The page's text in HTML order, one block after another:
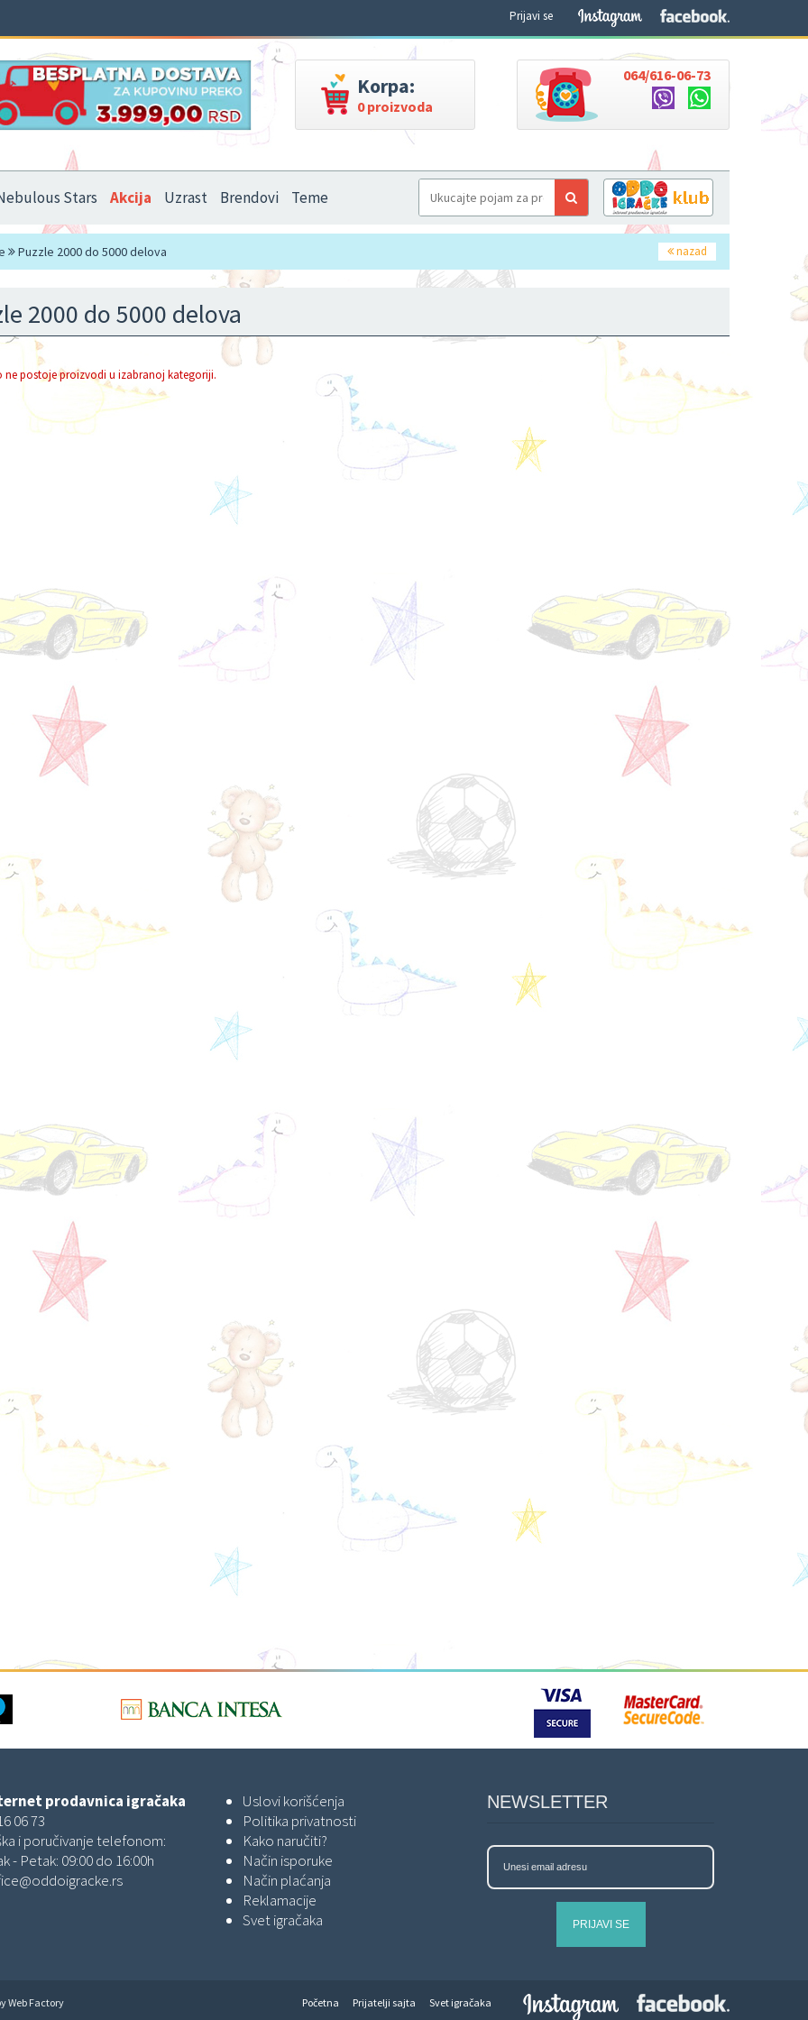
Prijavi se
Korpa:
0 proizvoda
064/616-06-73
Stars Akcija Uzrast Brendovi Teme
Puzzle 2000 do 5000 delova nazad
2000 do 5000 delova
ne postoje proizvodi u izabranoj kategoriji.
prodavnica igračaka
06 73
i poručivanje telefonom:
- Petak: 09:00 do 16:00h
Uslovi korišćenja
Politika privatnosti
Kako naručiti?
Način isporuke
Način plaćanja
Reklamacije
Svet igračaka
NEWSLETTER
PRIJAVI SE
Web Factory Početna Prijatelji sajta Svet igračaka